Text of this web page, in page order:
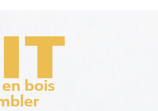
bois